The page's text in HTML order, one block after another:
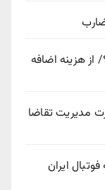
هزینه اضافه
ضرورت مدیریت تقاضا
ایران